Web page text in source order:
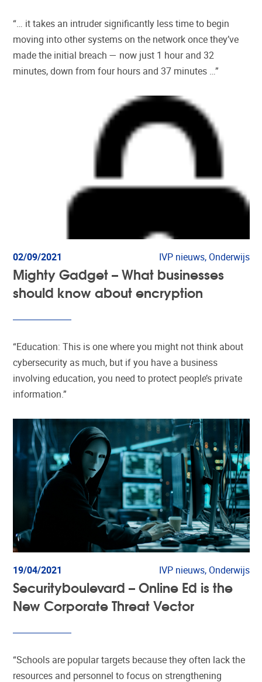
“… it takes an intruder significantly less time to begin
moving into other systems on the network once they’ve
made the initial breach — now just 1 hour and 32
minutes, down from four hours and 37 minutes …”
02/09/2021 IVP nieuws, Onderwijs
Mighty Gadget – What businesses
should know about encryption
“Education: This is one where you might not think about
cybersecurity as much, but if you have a business
involving education, you need to protect people’s private
information.”
19/04/2021 IVP nieuws, Onderwijs
Securityboulevard – Online Ed is the
New Corporate Threat Vector
“Schools are popular targets because they often lack the
resources and personnel to focus on strengthening